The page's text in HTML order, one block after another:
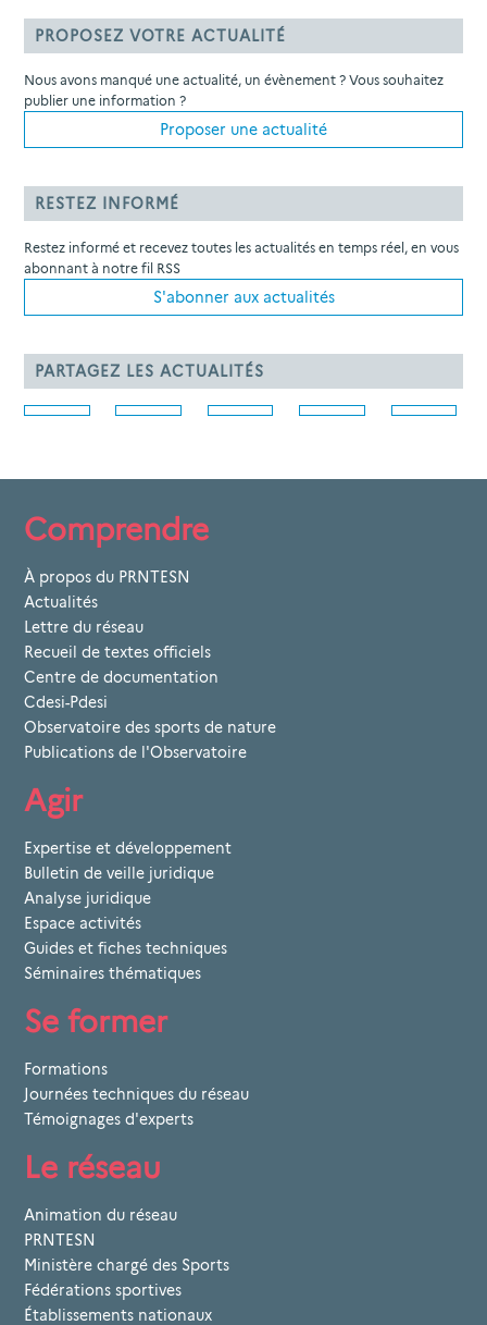
PROPOSEZ VOTRE ACTUALITÉ
Nous avons manqué une actualité, un évènement ? Vous souhaitez
publier une information ?
Proposer une actualité
RESTEZ INFORMÉ
Restez informé et recevez toutes les actualités en temps réel, en vous
abonnant à notre fil RSS
S'abonner aux actualités
PARTAGEZ LES ACTUALITÉS
Comprendre
À propos du PRNTESN
Actualités
Lettre du réseau
Recueil de textes officiels
Centre de documentation
Cdesi-Pdesi
Observatoire des sports de nature
Publications de l'Observatoire
Agir
Expertise et développement
Bulletin de veille juridique
Analyse juridique
Espace activités
Guides et fiches techniques
Séminaires thématiques
Se former
Formations
Journées techniques du réseau
Témoignages d'experts
Le réseau
Animation du réseau
PRNTESN
Ministère chargé des Sports
Fédérations sportives
Établissements nationaux